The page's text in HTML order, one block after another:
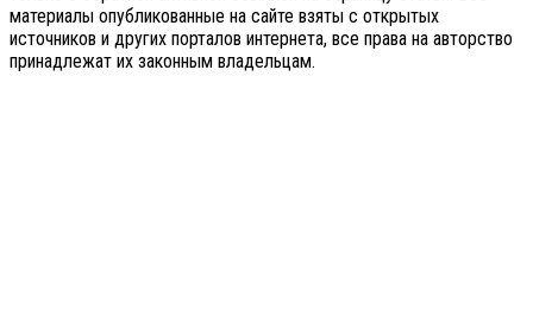
материалы опубликованные на сайте взяты с открытых
источников и других порталов интернета, все права на авторство
принадлежат их законным владельцам.